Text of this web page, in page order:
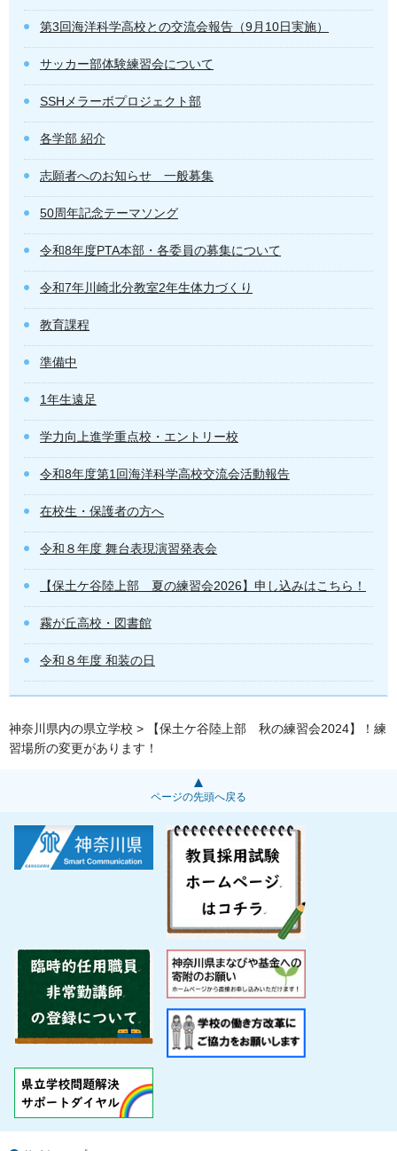
第3回海洋科学高校との交流会報告（9月10日実施）
サッカー部体験練習会について
SSHメラーボプロジェクト部
各学部 紹介
志願者へのお知らせ 一般募集
50周年記念テーマソング
令和8年度PTA本部・各委員の募集について
令和7年川崎北分教室2年生体力づくり
教育課程
準備中
1年生遠足
学力向上進学重点校・エントリー校
令和8年度第1回海洋科学高校交流会活動報告
在校生・保護者の方へ
令和８年度 舞台表現演習発表会
【保土ケ谷陸上部 夏の練習会2026】申し込みはこちら！
霧が丘高校・図書館
令和８年度 和装の日
神奈川県内の県立学校 > 【保土ケ谷陸上部 秋の練習会2024】！練
習場所の変更があります！
ページの先頭へ戻る